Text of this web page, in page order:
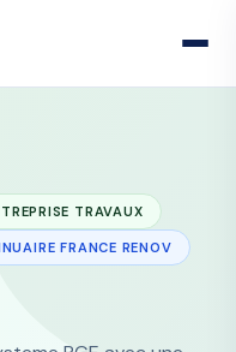
TRAVAUX
FRANCE RENOV